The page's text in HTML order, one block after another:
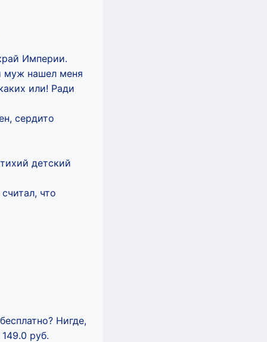
Империи.
муж нашел меня
или! Ради
сердито
детский
что
Нигде,
руб.